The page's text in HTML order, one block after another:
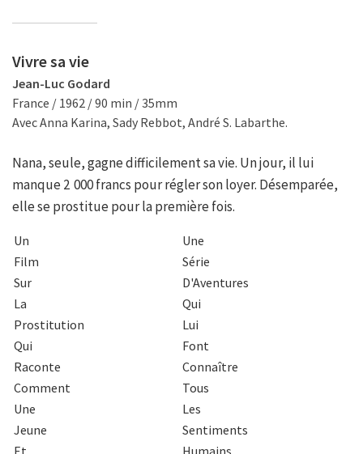
Vivre sa vie
Jean-Luc Godard
France / 1962 / 90 min / 35mm
Avec Anna Karina, Sady Rebbot, André S. Labarthe.
Nana, seule, gagne difficilement sa vie. Un jour, il lui
manque 2 000 francs pour régler son loyer. Désemparée,
elle se prostitue pour la première fois.
Un
Une
Film
Série
Sur
D'Aventures
La
Qui
Prostitution
Lui
Qui
Font
Raconte
Connaître
Comment
Tous
Une
Les
Jeune
Sentiments